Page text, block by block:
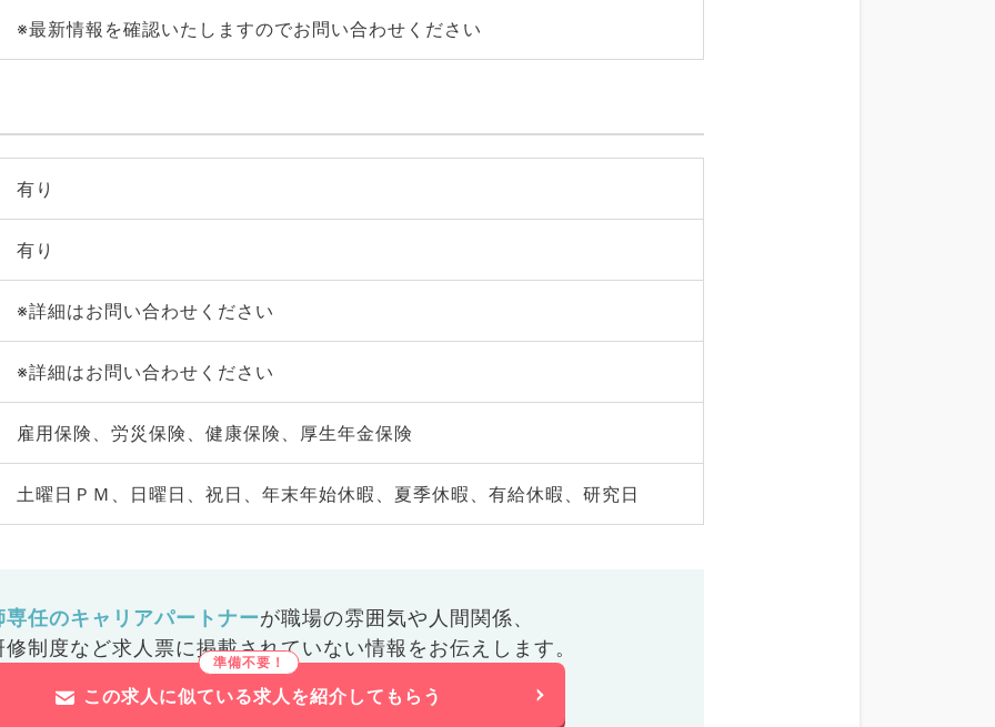
※最新情報を確認いたしますのでお問い合わせください
有り
有り
※詳細はお問い合わせください
※詳細はお問い合わせください
雇用保険、労災保険、健康保険、厚生年金保険
土曜日ＰＭ、日曜日、祝日、年末年始休暇、夏季休暇、有給休暇、研究日
専任のキャリアパートナーが職場の雰囲気や人間関係、
修制度など求人票に掲載されていない情報をお伝えします。
この求人に似ている求人を紹介してもらう